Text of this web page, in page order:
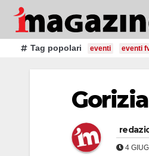
Salta
contenutoTag popolari eventi eventi
4